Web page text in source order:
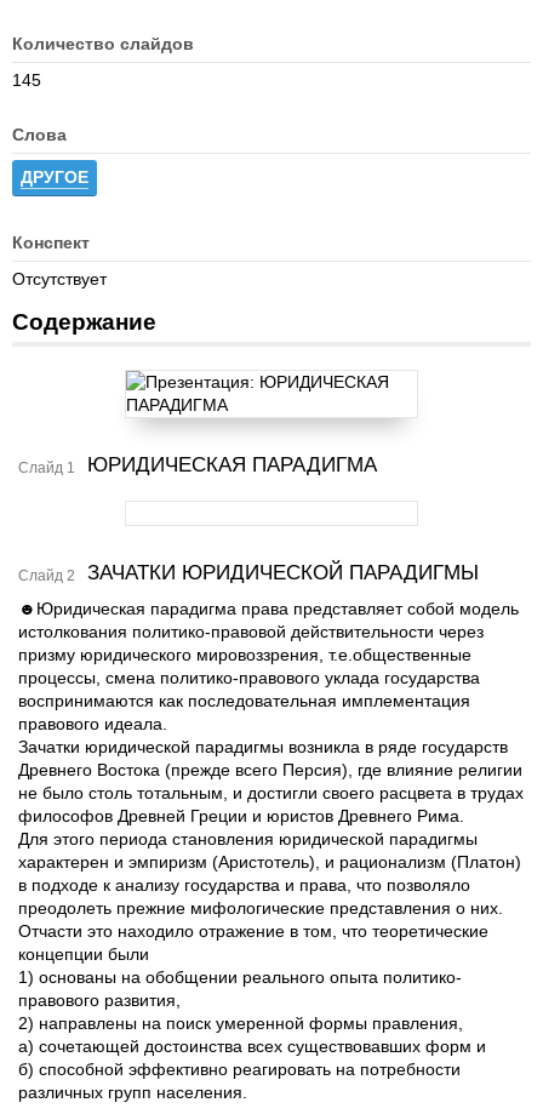
Количество слайдов
145
Слова
ДРУГОЕ
Конспект
Отсутствует
Содержание
Слайд 1 ЮРИДИЧЕСКАЯ ПАРАДИГМА
Слайд 2 ЗАЧАТКИ ЮРИДИЧЕСКОЙ ПАРАДИГМЫ
☻Юридическая парадигма права представляет собой модель
истолкования политико-правовой действительности через
призму юридического мировоззрения, т.е.общественные
процессы, смена политико-правового уклада государства
воспринимаются как последовательная имплементация
правового идеала.
Зачатки юридической парадигмы возникла в ряде государств
Древнего Востока (прежде всего Персия), где влияние религии
не было столь тотальным, и достигли своего расцвета в трудах
философов Древней Греции и юристов Древнего Рима.
Для этого периода становления юридической парадигмы
характерен и эмпиризм (Аристотель), и рационализм (Платон)
в подходе к анализу государства и права, что позволяло
преодолеть прежние мифологические представления о них.
Отчасти это находило отражение в том, что теоретические
концепции были
1) основаны на обобщении реального опыта политико-
правового развития,
2) направлены на поиск умеренной формы правления,
а) сочетающей достоинства всех существовавших форм и
б) способной эффективно реагировать на потребности
различных групп населения.